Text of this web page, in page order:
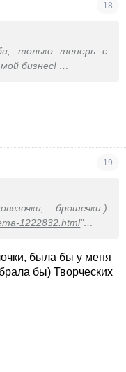
18
только теперь с
бизнес!
1686597.html
19
брошечки:)
1222832.html"
фотографии :)
))))
была бы у меня
бы) Творческих